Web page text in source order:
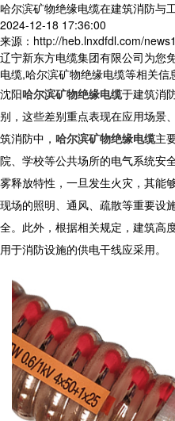
哈尔滨矿物绝缘电缆在建筑消防与
2024-12-18 17:36:00
来源：http://heb.lnxdfdl.com/
辽宁新东方电缆集团有限公司为您
电缆,哈尔滨矿物绝缘电缆等相关信
沈阳哈尔滨矿物绝缘电缆于建筑消
别，这些差别重点表现在应用场景
筑消防中， 哈尔滨矿物绝缘电缆主
院、学校等公共场所的电气系统安
雾释放特性，一旦发生火灾，其能
现场的照明、通风、疏散等重要设
全。此外，根据相关规定，建筑高
用于消防设施的供电干线应采用。